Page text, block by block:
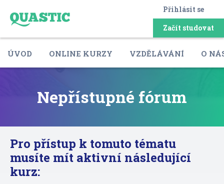
Přihlásit se
Začít studovat
ÚVOD ONLINE KURZY VZDĚLÁVÁNÍ O
Nepřístupné fórum
Pro přístup k tomuto tématu
musíte mít aktivní následující
kurz: